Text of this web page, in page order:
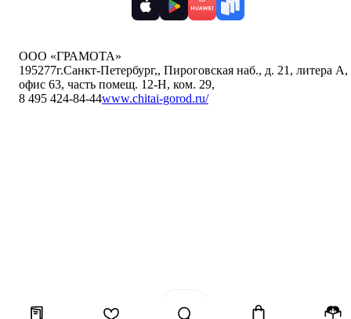
ООО «ГРАМОТА»
195277г.Санкт-Петербург,, Пироговская наб., д. 21, литера А,
офис 63, часть помещ. 12-Н, ком. 29,
8 495 424-84-44www.chitai-gorod.ru/